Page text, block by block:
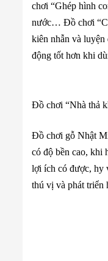
chơi “Ghép hình
nước… Đồ chơi
kiên nhẫn và
động tốt hơn khi
Đồ chơi “Nhà thả
Đồ chơi gỗ Nhật
có độ bền cao, khi
lợi ích có được, hy
thú vị và phát triển